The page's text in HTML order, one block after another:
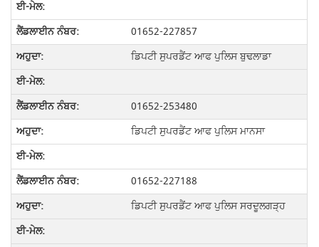
01652-227857
ਡਿਪਟੀ ਸੁਪਰਡੈਂਟ ਆਫ ਪੁਲਿਸ ਬੁਢਲਾਡਾ
01652-253480
ਡਿਪਟੀ ਸੁਪਰਡੈਂਟ ਆਫ ਪੁਲਿਸ ਮਾਨਸਾ
01652-227188
ਡਿਪਟੀ ਸੁਪਰਡੈਂਟ ਆਫ ਪੁਲਿਸ ਸਰਦੂਲਗੜ੍ਹ